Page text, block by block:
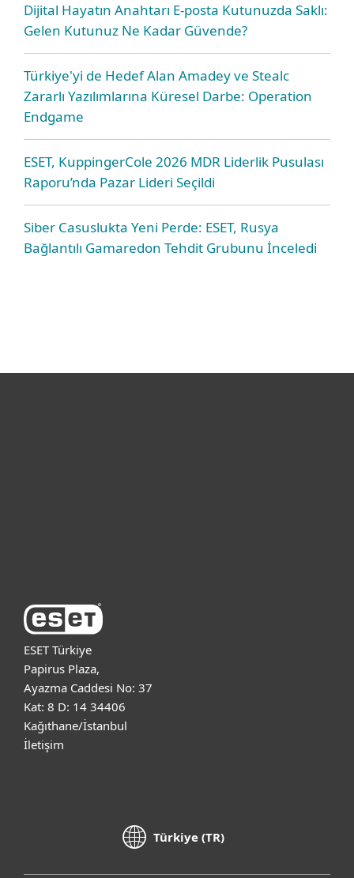
Dijital Hayatın Anahtarı E-posta Kutunuzda Saklı:
Gelen Kutunuz Ne Kadar Güvende?
Türkiye'yi de Hedef Alan Amadey ve Stealc
Zararlı Yazılımlarına Küresel Darbe: Operation
Endgame
ESET, KuppingerCole 2026 MDR Liderlik Pusulası
Raporu’nda Pazar Lideri Seçildi
Siber Casuslukta Yeni Perde: ESET, Rusya
Bağlantılı Gamaredon Tehdit Grubunu İnceledi
ESET Türkiye
Papirus Plaza,
Ayazma Caddesi No: 37
Kat: 8 D: 14 34406
Kağıthane/İstanbul
İletişim
Türkiye (TR)